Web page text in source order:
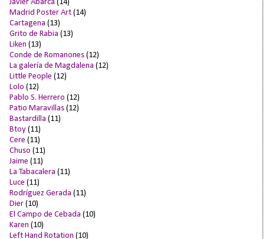
Javier Abarca (14)
Madrid Poster Art (14)
Cartagena (13)
Grito de Rabia (13)
Liken (13)
Conde de Romanones (12)
La galería de Magdalena (12)
Little People (12)
Lolo (12)
Pablo S. Herrero (12)
Patio Maravillas (12)
Bastardilla (11)
Btoy (11)
Cere (11)
Chuso (11)
Jaime (11)
La Tabacalera (11)
Luce (11)
Rodríguez Gerada (11)
Dier (10)
El Campo de Cebada (10)
Karen (10)
Left Hand Rotation (10)